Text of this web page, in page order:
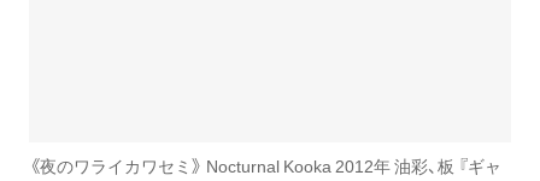
《夜のワライカワセミ》 Nocturnal Kooka 2012年 油彩、板 『ギャ